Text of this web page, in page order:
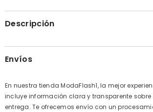
Descripción
Envíos
En nuestra tienda ModaFlash1, la mejor
incluye información clara y transparente sobre
entrega. Te ofrecemos envío con un